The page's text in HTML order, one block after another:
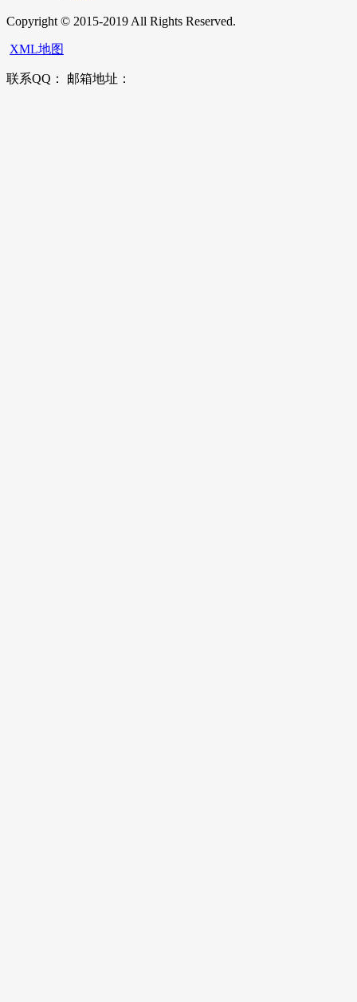
Copyright © 2015-2019 All Rights Reserved.
XML地图
联系QQ： 邮箱地址：